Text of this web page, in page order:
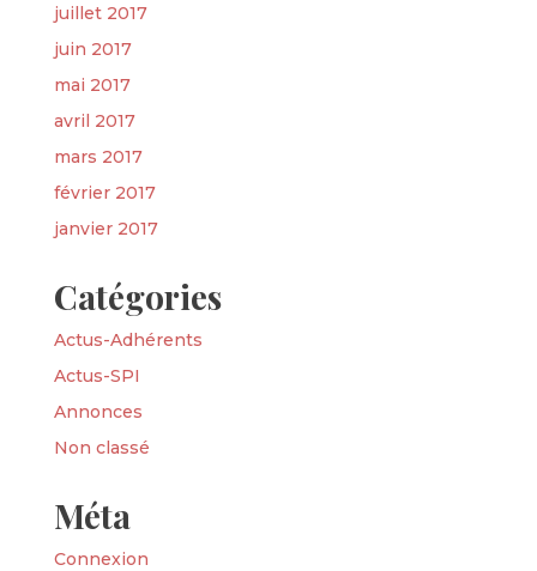
juillet 2017
juin 2017
mai 2017
avril 2017
mars 2017
février 2017
janvier 2017
Catégories
Actus-Adhérents
Actus-SPI
Annonces
Non classé
Méta
Connexion